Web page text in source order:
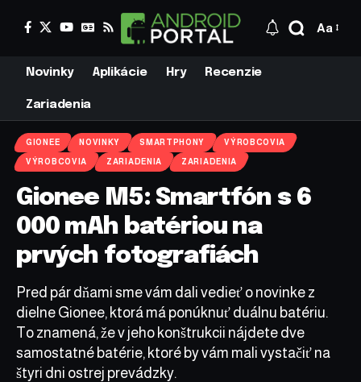
Aa
Novinky Aplikácie Hry Recenzie
Zariadenia
GIONEE NOVINKY SMARTPHONY VÝROBCOVIA
VÝROBCOVIA ZARIADENIA ZARIADENIA
Gionee M5: Smartfón s 6
000 mAh batériou na
prvých fotografiách
Pred pár dňami sme vám dali vedieť o novinke z
dielne Gionee, ktorá má ponúknuť duálnu batériu.
To znamená, že v jeho konštrukcii nájdete dve
samostatné batérie, ktoré by vám mali vystačiť na
štyri dni ostrej prevádzky.